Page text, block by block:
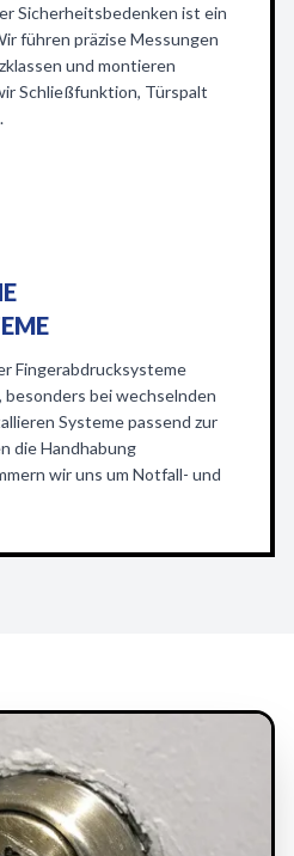
Sicherheitsbedenken ist ein
führen präzise Messungen
und montieren
Schließfunktion, Türspalt
Fingerabdrucksysteme
bei wechselnden
Systeme passend zur
die Handhabung
wir uns um Notfall- und